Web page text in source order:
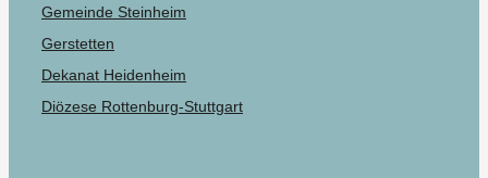
Gemeinde Steinheim
Gerstetten
Dekanat Heidenheim
Diözese Rottenburg-Stuttgart